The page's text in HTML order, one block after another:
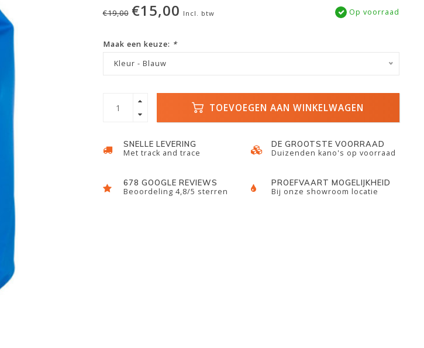
€19,00 €15,00 Incl. btw Op voorraad
Maak een keuze: *
Kleur - Blauw
TOEVOEGEN AAN WINKELWAGEN
SNELLE LEVERING
Met track and trace
DE GROOTSTE VOORRAAD
Duizenden kano's op voorraad
678 GOOGLE REVIEWS
Beoordeling 4,8/5 sterren
PROEFVAART MOGELIJKHEID
Bij onze showroom locatie